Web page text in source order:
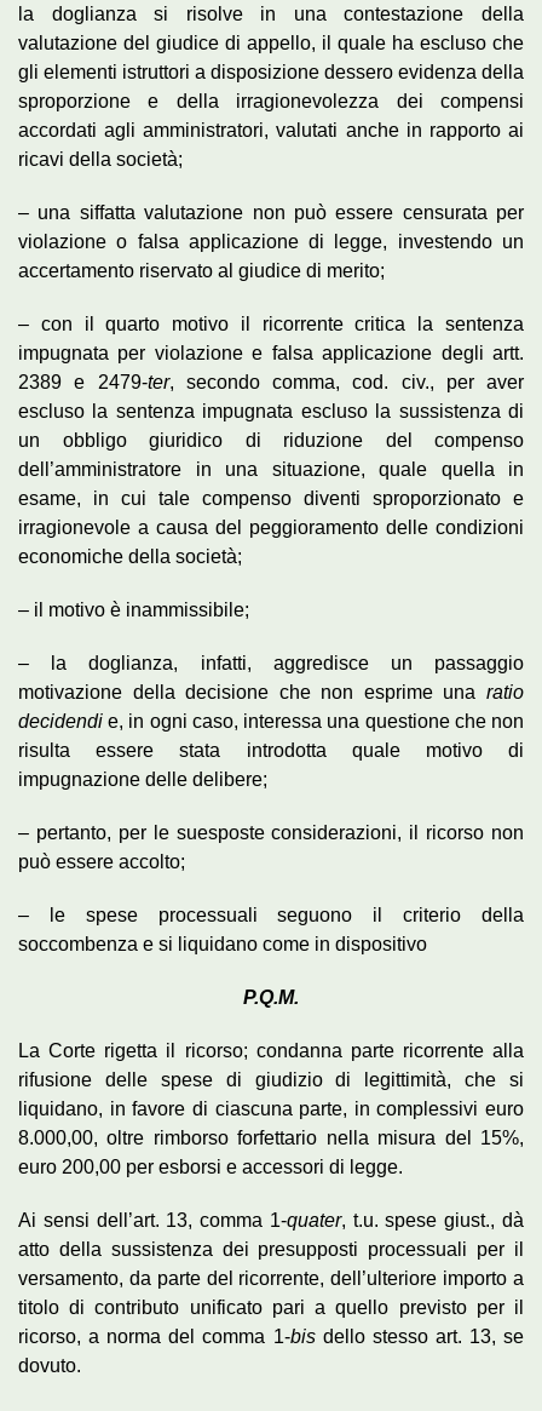
la doglianza si risolve in una contestazione della
valutazione del giudice di appello, il quale ha escluso che
gli elementi istruttori a disposizione dessero evidenza della
sproporzione e della irragionevolezza dei compensi
accordati agli amministratori, valutati anche in rapporto ai
ricavi della società;
– una siffatta valutazione non può essere censurata per
violazione o falsa applicazione di legge, investendo un
accertamento riservato al giudice di merito;
– con il quarto motivo il ricorrente critica la sentenza
impugnata per violazione e falsa applicazione degli artt.
2389 e 2479-ter, secondo comma, cod. civ., per aver
escluso la sentenza impugnata escluso la sussistenza di
un obbligo giuridico di riduzione del compenso
dell’amministratore in una situazione, quale quella in
esame, in cui tale compenso diventi sproporzionato e
irragionevole a causa del peggioramento delle condizioni
economiche della società;
– il motivo è inammissibile;
– la doglianza, infatti, aggredisce un passaggio
motivazione della decisione che non esprime una ratio
decidendie, in ogni caso, interessa una questione che non
risulta essere stata introdotta quale motivo di
impugnazione delle delibere;
– pertanto, per le suesposte considerazioni, il ricorso non
può essere accolto;
– le spese processuali seguono il criterio della
soccombenza e si liquidano come in dispositivo
P.Q.M.
La Corte rigetta il ricorso; condanna parte ricorrente alla
rifusione delle spese di giudizio di legittimità, che si
liquidano, in favore di ciascuna parte, in complessivi euro
8.000,00, oltre rimborso forfettario nella misura del 15%,
euro 200,00 per esborsi e accessori di legge.
Ai sensi dell’art. 13, comma 1-quater, t.u. spese giust., dà
atto della sussistenza dei presupposti processuali per il
versamento, da parte del ricorrente, dell’ulteriore importo a
titolo di contributo unificato pari a quello previsto per il
ricorso, a norma del comma 1-bis dello stesso art. 13, se
dovuto.